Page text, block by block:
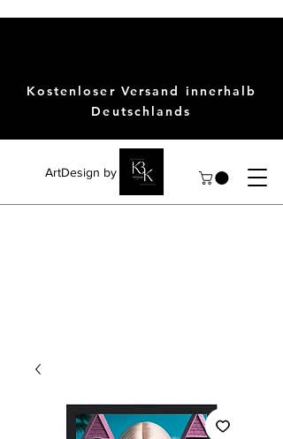
ArtDesign by KBK
Kostenloser Versand innerhalb
Deutschlands